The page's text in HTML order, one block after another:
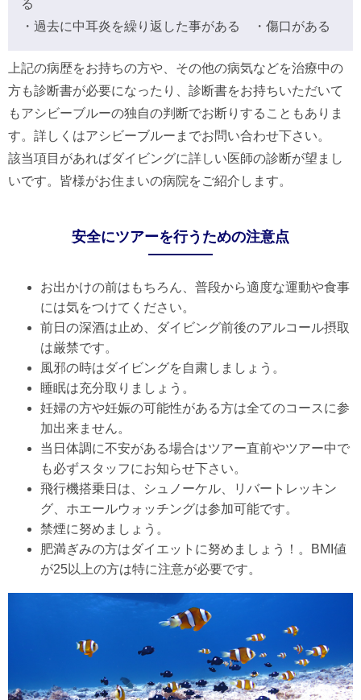
る
・過去に中耳炎を繰り返した事がある ・傷口がある
上記の病歴をお持ちの方や、その他の病気などを治療中の
方も診断書が必要になったり、診断書をお持ちいただいて
もアシビーブルーの独自の判断でお断りすることもありま
す。詳しくはアシビーブルーまでお問い合わせ下さい。
該当項目があればダイビングに詳しい医師の診断が望まし
いです。皆様がお住まいの病院をご紹介します。
安全にツアーを行うための注意点
お出かけの前はもちろん、普段から適度な運動や食事
には気をつけてください。
前日の深酒は止め、ダイビング前後のアルコール摂取
は厳禁です。
風邪の時はダイビングを自粛しましょう。
睡眠は充分取りましょう。
妊婦の方や妊娠の可能性がある方は全てのコースに参
加出来ません。
当日体調に不安がある場合はツアー直前やツアー中で
も必ずスタッフにお知らせ下さい。
飛行機搭乗日は、シュノーケル、リバートレッキン
グ、ホエールウォッチングは参加可能です。
禁煙に努めましょう。
肥満ぎみの方はダイエットに努めましょう！。BMI値
が25以上の方は特に注意が必要です。